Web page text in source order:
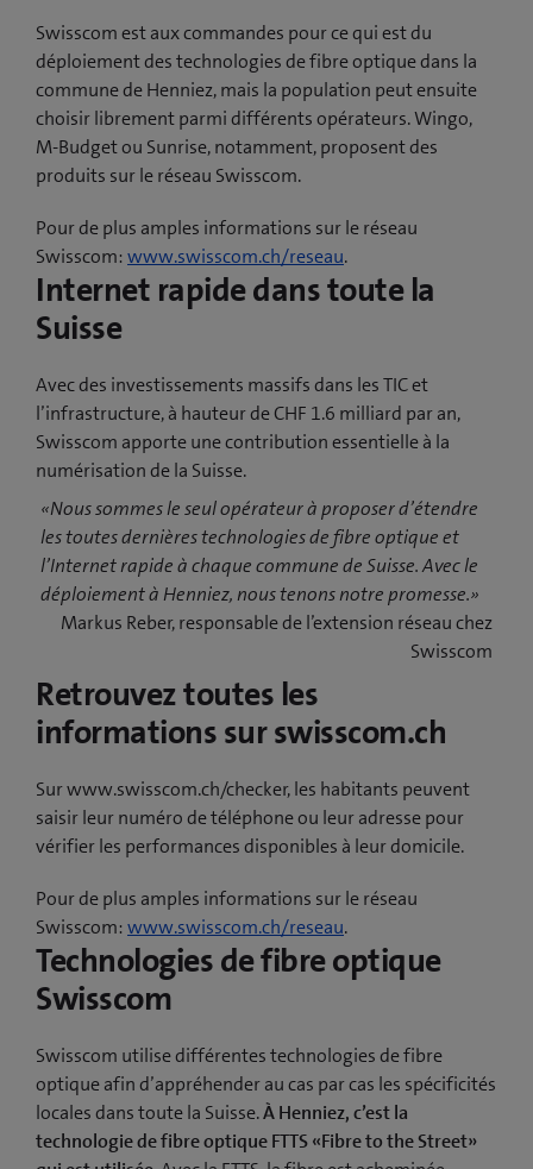
Swisscom est aux commandes pour ce qui est du
déploiement des technologies de fibre optique dans la
commune de Henniez, mais la population peut ensuite
choisir librement parmi différents opérateurs. Wingo,
M-Budget ou Sunrise, notamment, proposent des
produits sur le réseau Swisscom.
Pour de plus amples informations sur le réseau
Swisscom: www.swisscom.ch/reseau.
Internet rapide dans toute la
Suisse
Avec des investissements massifs dans les TIC et
l’infrastructure, à hauteur de CHF 1.6 milliard par an,
Swisscom apporte une contribution essentielle à la
numérisation de la Suisse.
«Nous sommes le seul opérateur à proposer d’étendre
les toutes dernières technologies de fibre optique et
l’Internet rapide à chaque commune de Suisse. Avec le
déploiement à Henniez, nous tenons notre promesse.»
Markus Reber, responsable de l’extension réseau chez
Swisscom
Retrouvez toutes les
informations sur swisscom.ch
Sur www.swisscom.ch/checker, les habitants peuvent
saisir leur numéro de téléphone ou leur adresse pour
vérifier les performances disponibles à leur domicile.
Pour de plus amples informations sur le réseau
Swisscom: www.swisscom.ch/reseau.
Technologies de fibre optique
Swisscom
Swisscom utilise différentes technologies de fibre
optique afin d’appréhender au cas par cas les spécificités
locales dans toute la Suisse.À Henniez, c’est la
technologie de fibre optique FTTS «Fibre to the Street»